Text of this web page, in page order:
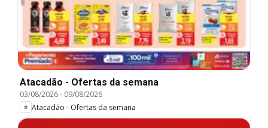
Atacadão - Ofertas da semana
03/08/2026- 09/08/2026
Atacadão - Ofertas da semana